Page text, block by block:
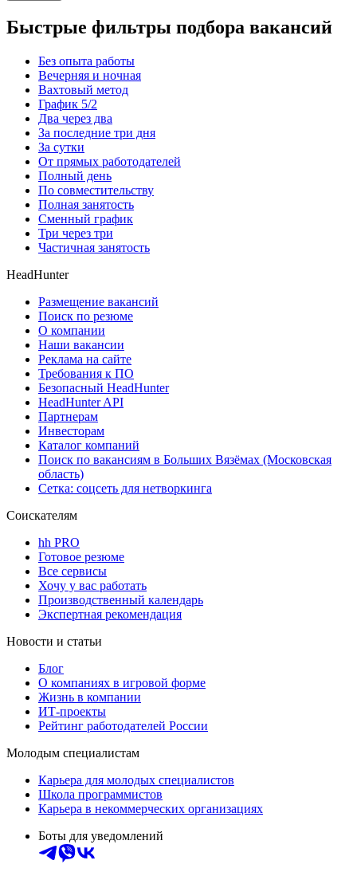
Быстрые фильтры подбора вакансий
Без опыта работы
Вечерняя и ночная
Вахтовый метод
График 5/2
Два через два
За последние три дня
За сутки
От прямых работодателей
Полный день
По совместительству
Полная занятость
Сменный график
Три через три
Частичная занятость
HeadHunter
Размещение вакансий
Поиск по резюме
О компании
Наши вакансии
Реклама на сайте
Требования к ПО
Безопасный HeadHunter
HeadHunter API
Партнерам
Инвесторам
Каталог компаний
Поиск по вакансиям в Больших Вязёмах (Московская
область)
Сетка: соцсеть для нетворкинга
Соискателям
hh PRO
Готовое резюме
Все сервисы
Хочу у вас работать
Производственный календарь
Экспертная рекомендация
Новости и статьи
Блог
О компаниях в игровой форме
Жизнь в компании
ИТ-проекты
Рейтинг работодателей России
Молодым специалистам
Карьера для молодых специалистов
Школа программистов
Карьера в некоммерческих организациях
Боты для уведомлений